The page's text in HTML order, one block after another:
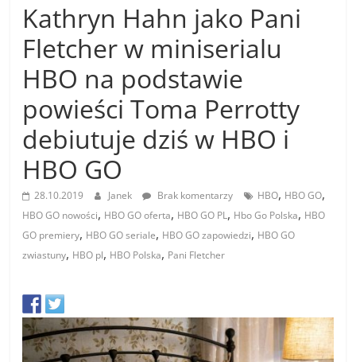
Kathryn Hahn jako Pani
Fletcher w miniserialu
HBO na podstawie
powieści Toma Perrotty
debiutuje dziś w HBO i
HBO GO
28.10.2019 Janek Brak komentarzy HBO, HBO GO,
HBO GO nowości, HBO GO oferta, HBO GO PL, Hbo Go Polska, HBO
GO premiery, HBO GO seriale, HBO GO zapowiedzi, HBO GO
zwiastuny, HBO pl, HBO Polska, Pani Fletcher